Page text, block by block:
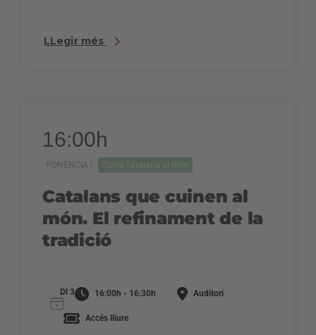
LLegir més
16:00h
PONÈNCIA | Cuina catalana al món
Catalans que cuinen al
món. El refinament de la
tradició
Dl 3 16:00h - 16:30h Auditori
Accés lliure